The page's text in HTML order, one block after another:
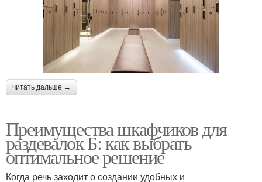
читать дальше →
Преимущества шкафчиков для
раздевалок Б: как выбрать
оптимальное решение
Когда речь заходит о создании удобных и